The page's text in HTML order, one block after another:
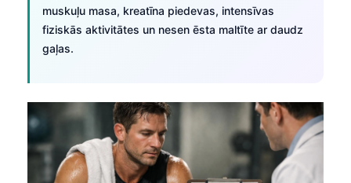
muskuļu masa, kreatīna piedevas, intensīvas
fiziskās aktivitātes un nesen ēsta maltīte ar daudz
gaļas.
Magyar
Shqip
বাংলা
తెలుగు
தமிழ்